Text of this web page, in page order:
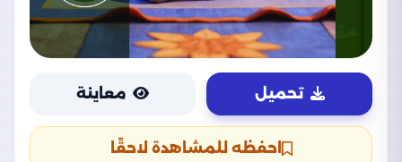
تحميل معاينة
احفظه للمشاهدة لاحقًا